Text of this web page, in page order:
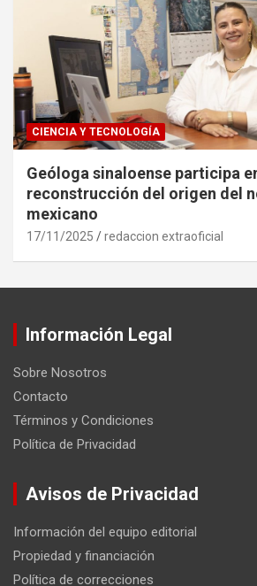
CIENCIA Y TECNOLOGÍA
Geóloga sinaloense participa
reconstrucción del origen del
mexicano
17/11/2025 redaccion extraoficial
Información Legal
Sobre Nosotros
Contacto
Términos y Condiciones
Política de Privacidad
Avisos de Privacidad
Información del equipo editorial
Propiedad y financiación
Política de correcciones